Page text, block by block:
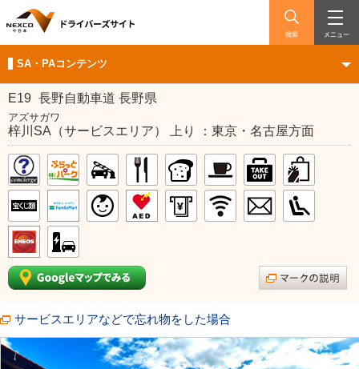
検索 メニュー
SA・PAコンテンツ
E19 長野自動車道 長野県
アズサガワ
梓川SA（サービスエリア） 上り ：東京・名古屋方面
サービスエリアなどで忘れ物をした場合